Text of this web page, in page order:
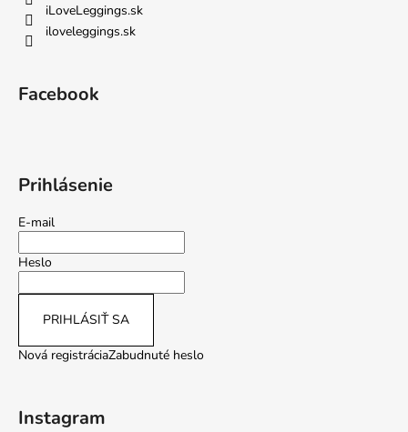
iLoveLeggings.sk
iloveleggings.sk
Facebook
Prihlásenie
E-mail
Heslo
PRIHLÁSIŤ SA
Nová registráciaZabudnuté heslo
Instagram